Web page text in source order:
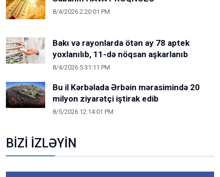
8/4/2026 2:20:01 PM
Bakı və rayonlarda ötən ay 78 aptek
yoxlanılıb, 11-də nöqsan aşkarlanıb
8/4/2026 5:31:11 PM
Bu il Kərbəlada Ərbəin mərasimində 20
milyon ziyarətçi iştirak edib
8/5/2026 12:14:01 PM
BİZİ İZLƏYİN